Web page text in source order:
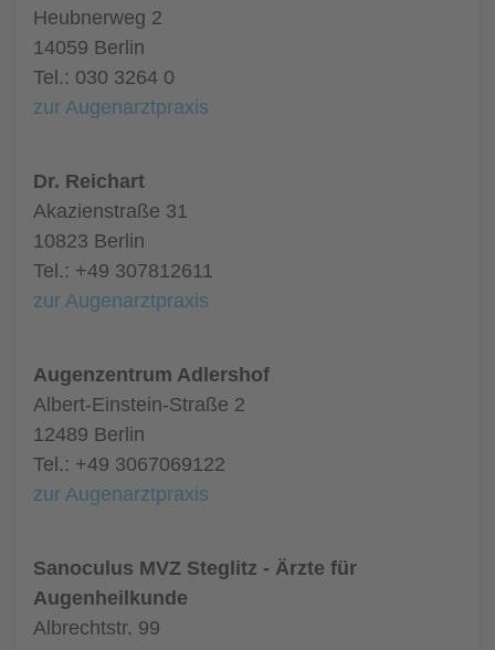
Heubnerweg 2
14059 Berlin
Tel.: 030 3264 0
zur Augenarztpraxis
Dr. Reichart
Akazienstraße 31
10823 Berlin
Tel.: +49 307812611
zur Augenarztpraxis
Augenzentrum Adlershof
Albert-Einstein-Straße 2
12489 Berlin
Tel.: +49 3067069122
zur Augenarztpraxis
Sanoculus MVZ Steglitz - Ärzte für
Augenheilkunde
Albrechtstr. 99